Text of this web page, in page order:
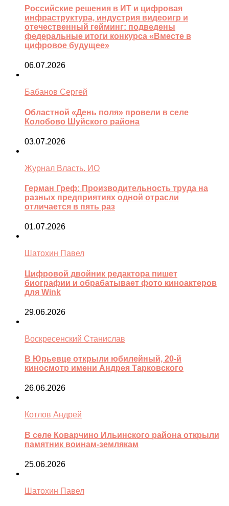
Российские решения в ИТ и цифровая
инфраструктура, индустрия видеоигр и
отечественный гейминг: подведены
федеральные итоги конкурса «Вместе в
цифровое будущее»
06.07.2026
Бабанов Сергей
Областной «День поля» провели в селе
Колобово Шуйского района
03.07.2026
Журнал Власть. ИО
Герман Греф: Производительность труда на
разных предприятиях одной отрасли
отличается в пять раз
01.07.2026
Шатохин Павел
Цифровой двойник редактора пишет
биографии и обрабатывает фото киноактеров
для Wink
29.06.2026
Воскресенский Станислав
В Юрьевце открыли юбилейный, 20-й
киносмотр имени Андрея Тарковского
26.06.2026
Котлов Андрей
В селе Коварчино Ильинского района открыли
памятник воинам-землякам
25.06.2026
Шатохин Павел